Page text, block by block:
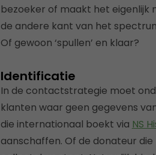
bezoeker of maakt het eigenlijk
de andere kant van het
Of gewoon ‘spullen’ en klaar?
Identificatie
In de contactstrategie moet
klanten waar geen gegevens
die internationaal boekt via NS
aanschaffen. Of de donateur